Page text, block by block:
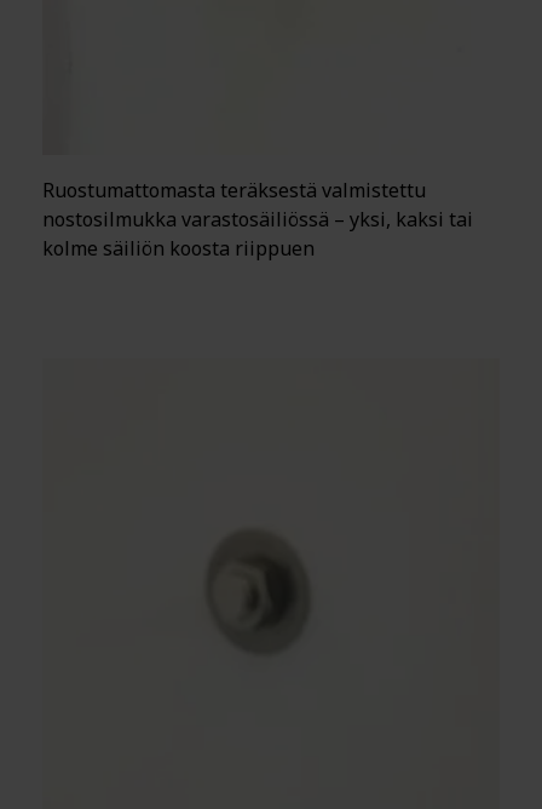
Ruostumattomasta teräksestä valmistettu
nostosilmukka varastosäiliössä – yksi, kaksi tai
kolme säiliön koosta riippuen